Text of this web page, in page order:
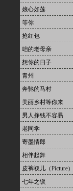
娘心如莲
等你
抢红包
咱的老母亲
想你的日子
青州
奔驰的马村
美丽乡村等你来
男人挣钱不容易
老同学
寄墨情郎
相伴起舞
皮裤衩儿（Picture）
七年之锁